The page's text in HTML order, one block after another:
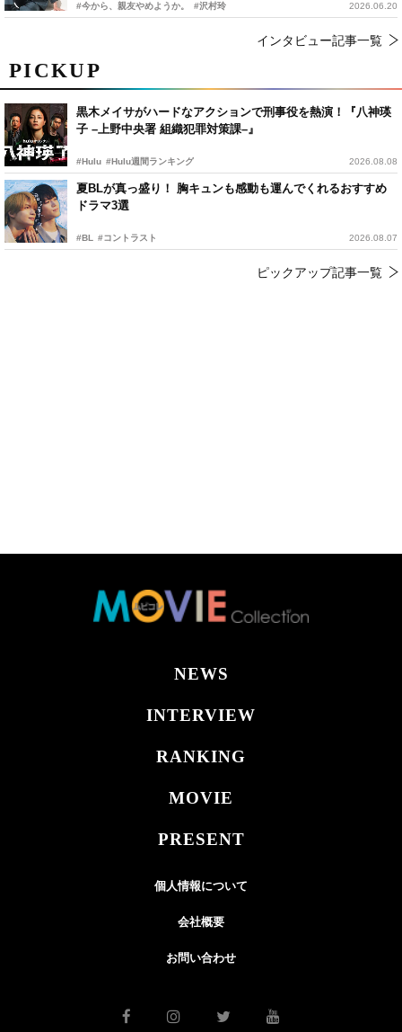
PICKUP
黒木メイサがハードなアクションで刑事役を熱演！『八神瑛
子 –上野中央署 組織犯罪対策課–』
#Hulu #Hulu週間ランキング 2026.08.08
夏BLが真っ盛り！ 胸キュンも感動も運んでくれるおすすめ
ドラマ3選
#BL #コントラスト 2026.08.07
ピックアップ記事一覧
#今から、親友やめようか。 #沢村玲 2026.06.20
インタビュー記事一覧
NEWS
INTERVIEW
RANKING
MOVIE
PRESENT
個人情報について
会社概要
お問い合わせ